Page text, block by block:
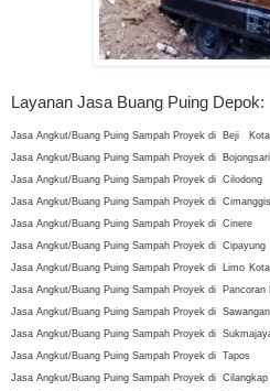
Layanan Jasa Buang Puing Depok:
Jasa Angkut/Buang Puing Sampah Proyek di Beji Kota
Jasa Angkut/Buang Puing Sampah Proyek di
Bojongsari
Jasa Angkut/Buang Puing Sampah Proyek di Cilodong
Jasa Angkut/Buang Puing Sampah Proyek di Cimanggis
Jasa Angkut/Buang Puing Sampah Proyek di Cinere
Jasa Angkut/Buang Puing Sampah Proyek di Cipayung
Jasa Angkut/Buang Puing Sampah Proyek di
Limo Kota
Jasa Angkut/Buang Puing Sampah Proyek di
Pancoran
Jasa Angkut/Buang Puing Sampah Proyek di Sawangan
Jasa Angkut/Buang Puing Sampah Proyek di
Jasa Angkut/Buang Puing Sampah Proyek di Tapos
Jasa Angkut/Buang Puing Sampah Proyek di Cilangkap